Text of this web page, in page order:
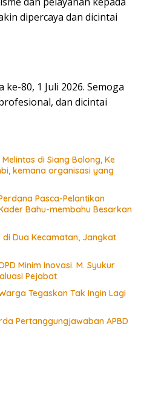
dipercaya dan dicintai
80, 1 Juli 2026. Semoga
dan dicintai
di Siang Bolong, Ke
kemana organisasi yang
Pasca-Pelantikan
Bahu-membahu Besarkan
di Dua Kecamatan, Jangkat
Minim Inovasi. M. Syukur
Pejabat
Tegaskan Tak Ingin Lagi
Pertanggungjawaban APBD